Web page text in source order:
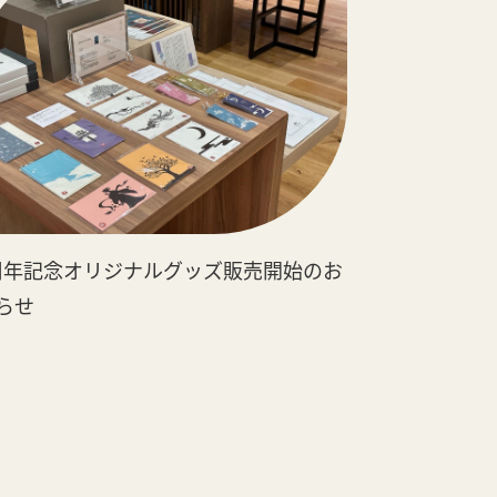
年記念オリジナルグッズ販売開始のお
せ